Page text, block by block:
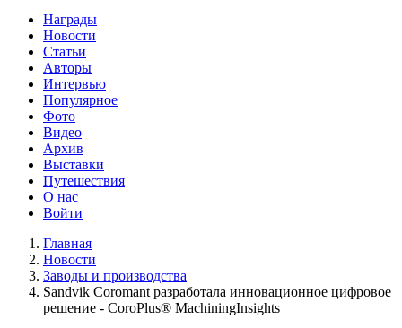
Награды
Новости
Статьи
Авторы
Интервью
Популярное
Фото
Видео
Архив
Выставки
Путешествия
О нас
Войти
Главная
Новости
Заводы и производства
Sandvik Coromant разработала инновационное цифровое
решение - CoroPlus® MachiningInsights